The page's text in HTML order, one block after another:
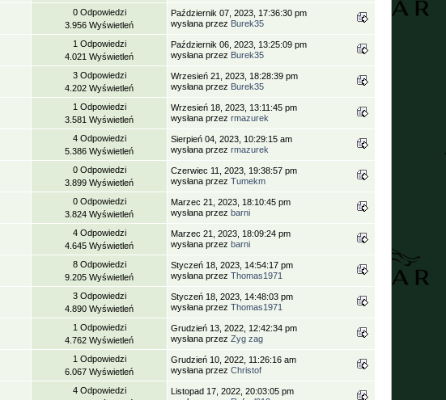
0 Odpowiedzi
3.956 Wyświetleń
Październik 07, 2023, 17:36:30 pm
wysłana przez Burek35
1 Odpowiedzi
4.021 Wyświetleń
Październik 06, 2023, 13:25:09 pm
wysłana przez Burek35
3 Odpowiedzi
4.202 Wyświetleń
Wrzesień 21, 2023, 18:28:39 pm
wysłana przez Burek35
1 Odpowiedzi
3.581 Wyświetleń
Wrzesień 18, 2023, 13:11:45 pm
wysłana przezrmazurek
4 Odpowiedzi
5.386 Wyświetleń
Sierpień 04, 2023, 10:29:15 am
wysłana przezrmazurek
0 Odpowiedzi
3.899 Wyświetleń
Czerwiec 11, 2023, 19:38:57 pm
wysłana przezTumekm
0 Odpowiedzi
3.824 Wyświetleń
Marzec 21, 2023, 18:10:45 pm
wysłana przez barni
4 Odpowiedzi
4.645 Wyświetleń
Marzec 21, 2023, 18:09:24 pm
wysłana przez barni
8 Odpowiedzi
9.205 Wyświetleń
Styczeń 18, 2023, 14:54:17 pm
wysłana przezThomas1971
3 Odpowiedzi
4.890 Wyświetleń
Styczeń 18, 2023, 14:48:03 pm
wysłana przezThomas1971
1 Odpowiedzi
4.762 Wyświetleń
Grudzień 13, 2022, 12:42:34 pm
wysłana przezZyg zag
1 Odpowiedzi
6.067 Wyświetleń
Grudzień 10, 2022, 11:26:16 am
wysłana przezChristof
4 Odpowiedzi
Listopad 17, 2022, 20:03:05 pm